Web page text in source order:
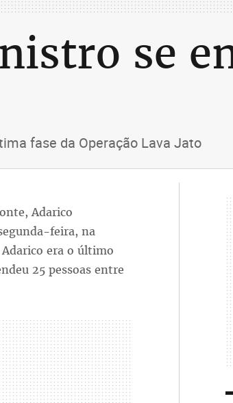
se
fase da Operação Lava Jato
Adarico
feira, na
era o último
25 pessoas entre